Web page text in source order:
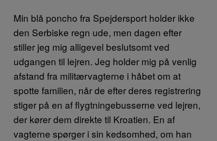
Min blå poncho fra Spejdersport holder ikke
den Serbiske regn ude, men dagen efter
stiller jeg mig alligevel beslutsomt ved
udgangen til lejren. Jeg holder mig på venlig
afstand fra militærvagterne i håbet om at
spotte familien, når de efter deres registrering
stiger på en af flygtningebusserne ved lejren,
der kører dem direkte til Kroatien. En af
vagterne spørger i sin kedsomhed, om han